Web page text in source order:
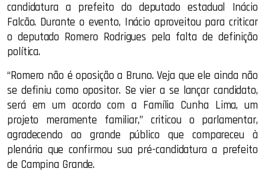
candidatura a prefeito do deputado estadual Inácio
Falcão. Durante o evento, Inácio aproveitou para criticar
o deputado Romero Rodrigues pela falta de definição
política.
“Romero não é oposição a Bruno. Veja que ele ainda não
se definiu como opositor. Se vier a se lançar candidato,
será em um acordo com a Família Cunha Lima, um
projeto meramente familiar,” criticou o parlamentar,
agradecendo ao grande público que compareceu à
plenária que confirmou sua pré-candidatura a prefeito
de Campina Grande.